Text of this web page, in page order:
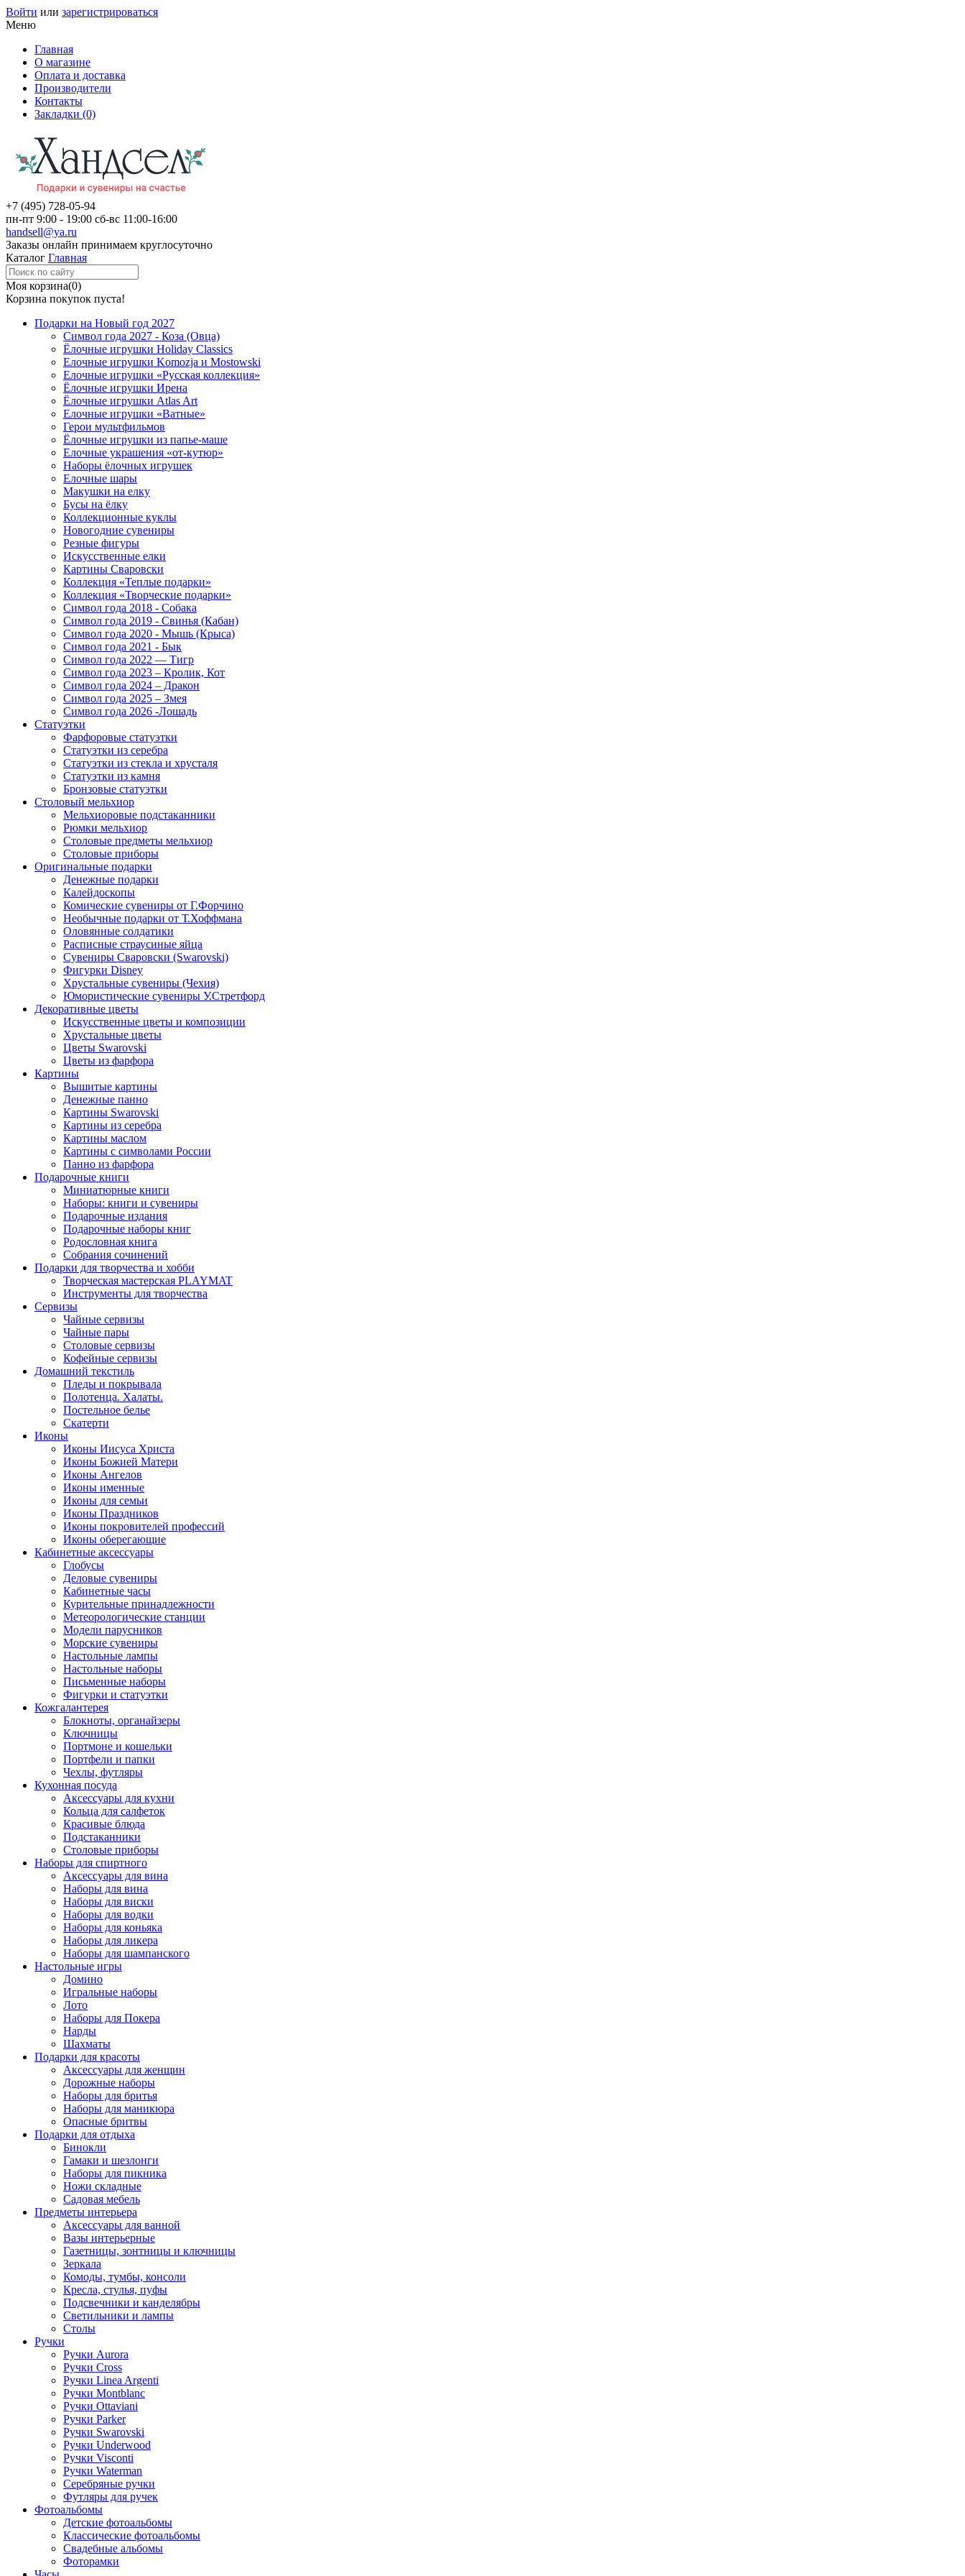
Войти или зарегистрироваться
Меню
Главная
О магазине
Оплата и доставка
Производители
Контакты
Закладки (0)
+7 (495) 728-05-94
пн-пт 9:00 - 19:00 сб-вс 11:00-16:00
handsell@ya.ru
Заказы онлайн принимаем круглосуточно
Каталог Главная
Моя корзина(0)
Корзина покупок пуста!
Подарки на Новый год 2027
Символ года 2027 - Коза (Овца)
Ёлочные игрушки Holiday Classics
Елочные игрушки Komozja и Mostowski
Елочные игрушки «Русская коллекция»
Ёлочные игрушки Ирена
Ёлочные игрушки Atlas Art
Елочные игрушки «Ватные»
Герои мультфильмов
Ёлочные игрушки из папье-маше
Елочные украшения «от-кутюр»
Наборы ёлочных игрушек
Елочные шары
Макушки на елку
Бусы на ёлку
Коллекционные куклы
Новогодние сувениры
Резные фигуры
Искусственные елки
Картины Сваровски
Коллекция «Теплые подарки»
Коллекция «Творческие подарки»
Символ года 2018 - Собака
Символ года 2019 - Свинья (Кабан)
Символ года 2020 - Мышь (Крыса)
Символ года 2021 - Бык
Символ года 2022 — Тигр
Символ года 2023 – Кролик, Кот
Символ года 2024 – Дракон
Символ года 2025 – Змея
Символ года 2026 -Лошадь
Статуэтки
Фарфоровые статуэтки
Статуэтки из серебра
Статуэтки из стекла и хрусталя
Статуэтки из камня
Бронзовые статуэтки
Столовый мельхиор
Мельхиоровые подстаканники
Рюмки мельхиор
Столовые предметы мельхиор
Столовые приборы
Оригинальные подарки
Денежные подарки
Калейдоскопы
Комические сувениры от Г.Форчино
Необычные подарки от Т.Хоффмана
Оловянные солдатики
Расписные страусиные яйца
Сувениры Сваровски (Swarovski)
Фигурки Disney
Хрустальные сувениры (Чехия)
Юмористические сувениры У.Стретфорд
Декоративные цветы
Искусственные цветы и композиции
Хрустальные цветы
Цветы Swarovski
Цветы из фарфора
Картины
Вышитые картины
Денежные панно
Картины Swarovski
Картины из серебра
Картины маслом
Картины с символами России
Панно из фарфора
Подарочные книги
Миниатюрные книги
Наборы: книги и сувениры
Подарочные издания
Подарочные наборы книг
Родословная книга
Собрания сочинений
Подарки для творчества и хобби
Творческая мастерская PLAYMAT
Инструменты для творчества
Cервизы
Чайные сервизы
Чайные пары
Столовые сервизы
Кофейные сервизы
Домашний текстиль
Пледы и покрывала
Полотенца. Халаты.
Постельное белье
Скатерти
Иконы
Иконы Иисуса Христа
Иконы Божией Матери
Иконы Ангелов
Иконы именные
Иконы для семьи
Иконы Праздников
Иконы покровителей профессий
Иконы оберегающие
Кабинетные аксессуары
Глобусы
Деловые сувениры
Кабинетные часы
Курительные принадлежности
Метеорологические станции
Модели парусников
Морские сувениры
Настольные лампы
Настольные наборы
Письменные наборы
Фигурки и статуэтки
Кожгалантерея
Блокноты, органайзеры
Ключницы
Портмоне и кошельки
Портфели и папки
Чехлы, футляры
Кухонная посуда
Аксессуары для кухни
Кольца для салфеток
Красивые блюда
Подстаканники
Столовые приборы
Наборы для спиртного
Аксессуары для вина
Наборы для вина
Наборы для виски
Наборы для водки
Наборы для коньяка
Наборы для ликера
Наборы для шампанского
Настольные игры
Домино
Игральные наборы
Лото
Наборы для Покера
Нарды
Шахматы
Подарки для красоты
Аксессуары для женщин
Дорожные наборы
Наборы для бритья
Наборы для маникюра
Опасные бритвы
Подарки для отдыха
Бинокли
Гамаки и шезлонги
Наборы для пикника
Ножи складные
Садовая мебель
Предметы интерьера
Аксессуары для ванной
Вазы интерьерные
Газетницы, зонтницы и ключницы
Зеркала
Комоды, тумбы, консоли
Кресла, стулья, пуфы
Подсвечники и канделябры
Светильники и лампы
Столы
Ручки
Ручки Aurora
Ручки Cross
Ручки Linea Argenti
Ручки Montblanc
Ручки Ottaviani
Ручки Parker
Ручки Swarovski
Ручки Underwood
Ручки Visconti
Ручки Waterman
Серебряные ручки
Футляры для ручек
Фотоальбомы
Детские фотоальбомы
Классические фотоальбомы
Свадебные альбомы
Фоторамки